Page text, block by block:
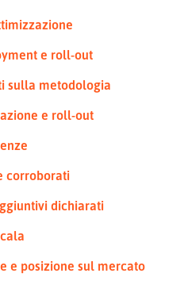
e roll-out
sulla metodologia
e roll-out
corroborati
dichiarati
e posizione sul mercato